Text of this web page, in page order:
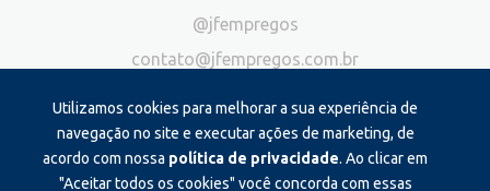
Utilizamos cookies para melhorar a sua experiência de
navegação no site e executar ações de marketing, de
acordo com nossa política de privacidade. Ao clicar em
"Aceitar todos os cookies" você concorda com essas
@jfempregos
contato@jfempregos.com.br
Publicidade
*Exclusivo para atendimento via chat. Não atendemos ligações neste
canal